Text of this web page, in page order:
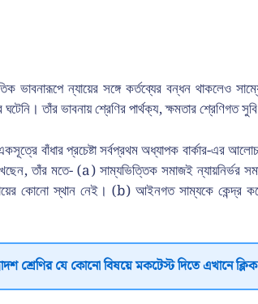
ভাবনারূপে ন্যায়ের সঙ্গে কর্তব্যের বন্ধন থাকলেও
তাঁর ভাবনায় শ্রেণির পার্থক্য, ক্ষমতার শ্রেণিগত
বাঁধার প্রচেষ্টা সর্বপ্রথম অধ্যাপক বার্কার-এর
তাঁর মতে- (a) সাম্যভিত্তিক সমাজই ন্যায়নির্ভর
কোনো স্থান নেই। (b) আইনগত সাম্যকে কেন্দ্র
শ্রেণির যে কোনো বিষয়ে মকটেস্ট দিতে এখানে